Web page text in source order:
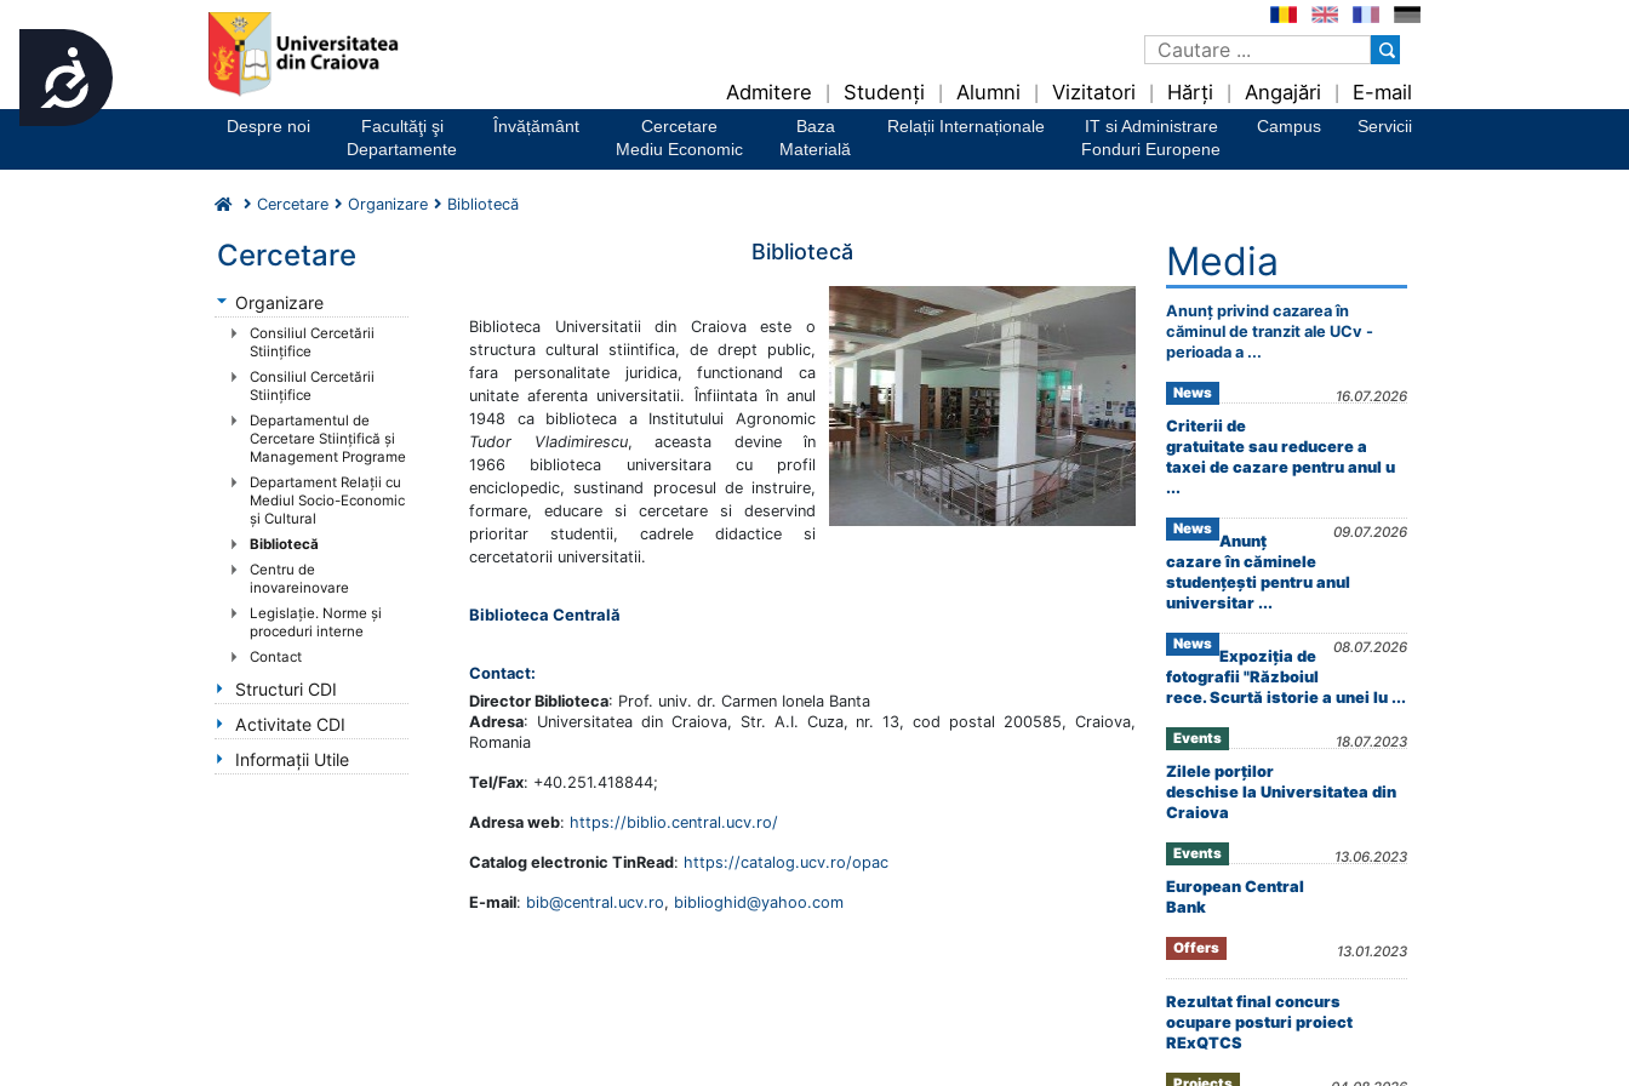
Accesibilitate
Notă:
Acest
website
un
Admitere Studenți Alumni Vizitatori Hărți Angajări E-mail
Despre noi
Facultăţi şi
Departamente
Învățământ
Cercetare
Mediu Economic
Baza
Materială
Relații Internaționale
IT si Administrare
Fonduri Europene
Campus Servicii
Cercetare Organizare Bibliotecă
Cercetare
Organizare
Consiliul Cercetării
Stiințifice
Consiliul Cercetării
Stiințifice
Departamentul de
Cercetare Stiințifică și
Management Programe
Departament Relaţii cu
Mediul Socio-Economic
şi Cultural
Bibliotecă
Centru de
inovareinovare
Legislație. Norme și
proceduri interne
Contact
Structuri CDI
Activitate CDI
Informaţii Utile
Bibliotecă
Biblioteca Universitatii din Craiova este o
structura cultural stiintifica, de drept public,
fara personalitate juridica, functionand ca
unitate aferenta universitatii. Înfiintata în anul
1948 ca biblioteca a Institutului Agronomic
Tudor Vladimirescu, aceasta devine în
1966 biblioteca universitara cu profil
enciclopedic, sustinand procesul de instruire,
formare, educare si cercetare si deservind
prioritar studentii, cadrele didactice si
cercetatorii universitatii.
Biblioteca Centrală
Contact:
Director Biblioteca: Prof. univ. dr. Carmen Ionela Banta
Adresa: Universitatea din Craiova, Str. A.I. Cuza, nr. 13, cod postal 200585, Craiova,
Romania
Tel/Fax: +40.251.418844;
Adresa web: https://biblio.central.ucv.ro/
Catalog electronic TinRead: https://catalog.ucv.ro/opac
E-mail: bib@central.ucv.ro, biblioghid@yahoo.com
Media
Anunț privind cazarea în
căminul de tranzit ale UCv -
perioada a ...
News 16.07.2026
Criterii de
gratuitate sau reducere a
taxei de cazare pentru anul u
...
News 09.07.2026
Anunț
cazare în căminele
studențești pentru anul
universitar ...
News 08.07.2026
Expoziția de
fotografii "Războiul
rece. Scurtă istorie a unei lu ...
Events 18.07.2023
Zilele porților
deschise la Universitatea din
Craiova
Events 13.06.2023
European Central
Bank
Offers 13.01.2023
Rezultat final concurs
ocupare posturi proiect
RExQTCS